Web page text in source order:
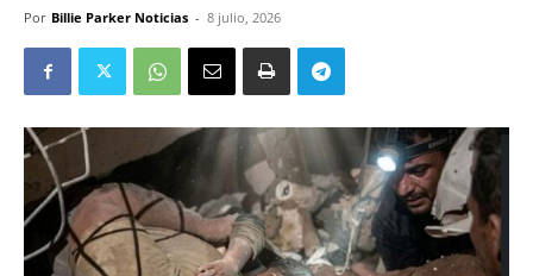
Por Billie Parker Noticias - 8 julio, 2026